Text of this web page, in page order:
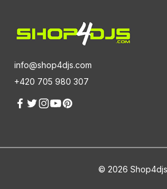
info@shop4djs.com
+420 705 980 307
© 2026 Shop4djs